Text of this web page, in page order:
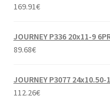
169.91€
JOURNEY P336 20x11-9
89.68€
JOURNEY P3077 24x10.50-
112.26€